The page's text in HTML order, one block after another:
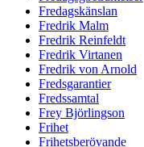
Fredagskänslan
Fredrik Malm
Fredrik Reinfeldt
Fredrik Virtanen
Fredrik von Arnold
Fredsgarantier
Fredssamtal
Frey Björlingson
Frihet
Frihetsberövande